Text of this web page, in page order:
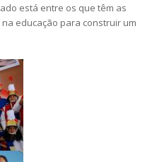
está entre os que têm as
educação para construir um